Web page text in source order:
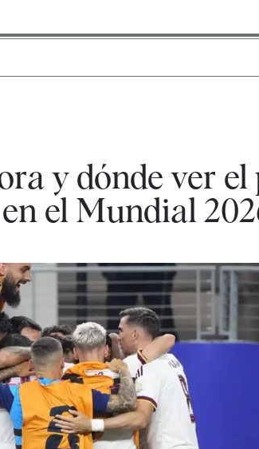
y dónde ver
el Mundial